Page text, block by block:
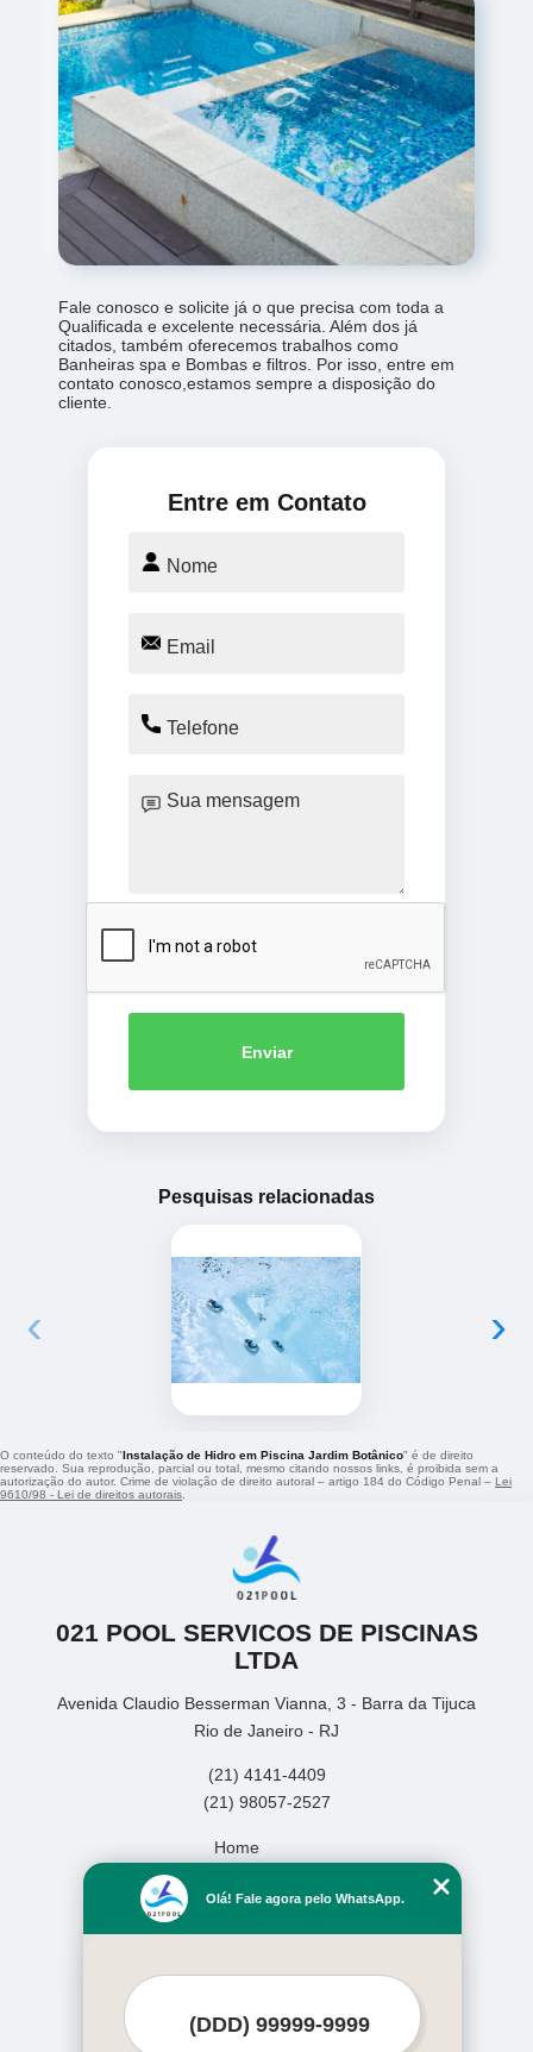
Fale conosco e solicite já o que precisa com toda a
Qualificada e excelente necessária. Além dos já
citados, também oferecemos trabalhos como
Banheiras spa e Bombas e filtros. Por isso, entre em
contato conosco,estamos sempre a disposição do
cliente.
Entre em Contato
Enviar
Pesquisas relacionadas
‹ ›
O conteúdo do texto "Instalação de Hidro em Piscina Jardim Botânico" é de direito
reservado. Sua reprodução, parcial ou total, mesmo citando nossos links, é proibida sem a
autorização do autor. Crime de violação de direito autoral – artigo 184 do Código Penal – Lei
9610/98 - Lei de direitos autorais
021 POOL SERVICOS DE PISCINAS
LTDA
Avenida Claudio Besserman Vianna, 3 - Barra da Tijuca
Rio de Janeiro - RJ
(21) 4141-4409
(21) 98057-2527
Home
Missão
Olá! Fale agora pelo WhatsApp.